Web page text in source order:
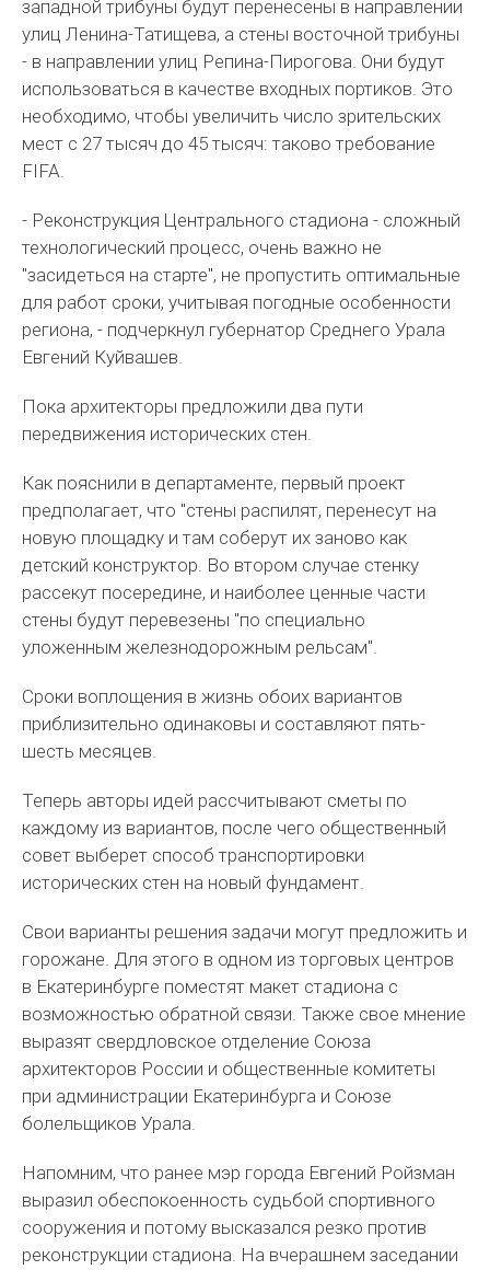
западной трибуны будут перенесены в направлении
улиц Ленина-Татищева, а стены восточной трибуны
- в направлении улиц Репина-Пирогова. Они будут
использоваться в качестве входных портиков. Это
необходимо, чтобы увеличить число зрительских
мест с 27 тысяч до 45 тысяч: таково требование
FIFA.
- Реконструкция Центрального стадиона - сложный
технологический процесс, очень важно не
"засидеться на старте", не пропустить оптимальные
для работ сроки, учитывая погодные особенности
региона, - подчеркнул губернатор Среднего Урала
Евгений Куйвашев.
Пока архитекторы предложили два пути
передвижения исторических стен.
Как пояснили в департаменте, первый проект
предполагает, что "стены распилят, перенесут на
новую площадку и там соберут их заново как
детский конструктор. Во втором случае стенку
рассекут посередине, и наиболее ценные части
стены будут перевезены "по специально
уложенным железнодорожным рельсам".
Сроки воплощения в жизнь обоих вариантов
приблизительно одинаковы и составляют пять-
шесть месяцев.
Теперь авторы идей рассчитывают сметы по
каждому из вариантов, после чего общественный
совет выберет способ транспортировки
исторических стен на новый фундамент.
Свои варианты решения задачи могут предложить и
горожане. Для этого в одном из торговых центров
в Екатеринбурге поместят макет стадиона с
возможностью обратной связи. Также свое мнение
выразят свердловское отделение Союза
архитекторов России и общественные комитеты
при администрации Екатеринбурга и Союзе
болельщиков Урала.
Напомним, что ранее мэр города Евгений Ройзман
выразил обеспокоенность судьбой спортивного
сооружения и потому высказался резко против
реконструкции стадиона. На вчерашнем заседании